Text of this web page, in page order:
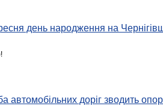
день народження на
автомобільних доріг зводить